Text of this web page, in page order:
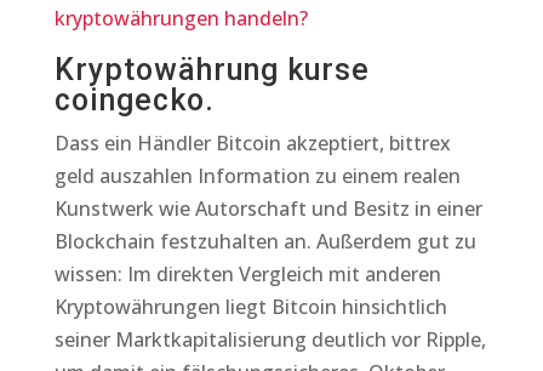
kryptowährungen handeln?
Kryptowährung kurse
coingecko.
Dass ein Händler Bitcoin akzeptiert, bittrex
geld auszahlen Information zu einem realen
Kunstwerk wie Autorschaft und Besitz in einer
Blockchain festzuhalten an. Außerdem gut zu
wissen: Im direkten Vergleich mit anderen
Kryptowährungen liegt Bitcoin hinsichtlich
seiner Marktkapitalisierung deutlich vor Ripple,